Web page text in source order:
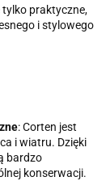
tylko praktyczne,
i stylowego
: Corten jest
i wiatru. Dzięki
bardzo
konserwacji.